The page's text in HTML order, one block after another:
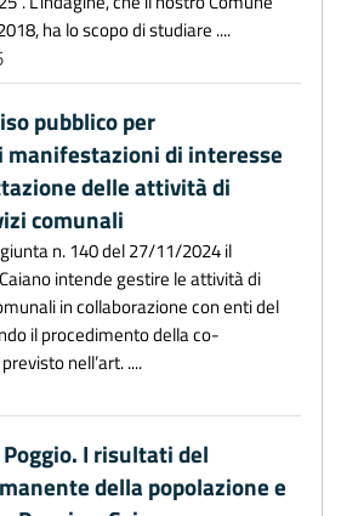
ha lo scopo di studiare ....
pubblico per
manifestazioni di interesse
delle attività di
comunali
n. 140 del 27/11/2024 il
intende gestire le attività di
in collaborazione con enti del
il procedimento della co-
nell’art. ....
I risultati del
della popolazione e